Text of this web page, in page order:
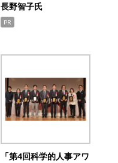
長野智子氏
PR
「第4回科学的人事アワ